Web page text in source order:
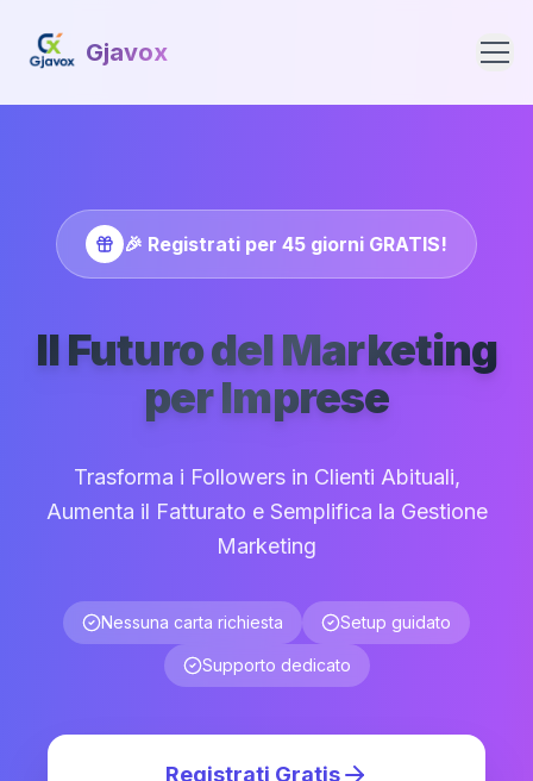
Gjavox
🇮🇹
🎉 Registrati per 45 giorni GRATIS!
Il Futuro del Marketing
per Imprese
Trasforma i Followers in Clienti Abituali,
Aumenta il Fatturato e Semplifica la Gestione
Marketing
Nessuna carta richiesta Setup guidato
Supporto dedicato
Registrati Gratis